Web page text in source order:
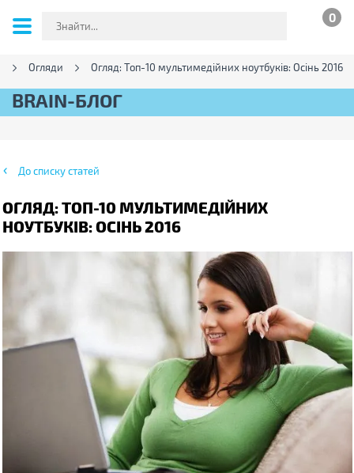
0
Огляди Огляд: Топ-10 мультимедійних ноутбуків: Осінь 2016
BRAIN-БЛОГ
До списку статей
ОГЛЯД: ТОП-10 МУЛЬТИМЕДІЙНИХ
НОУТБУКІВ: ОСІНЬ 2016